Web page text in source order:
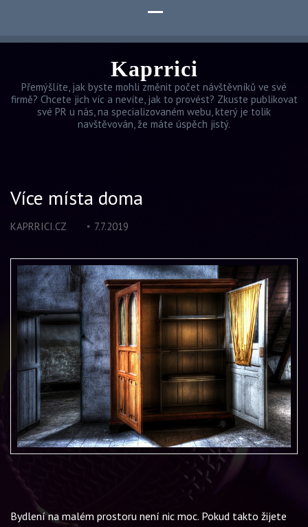
Kaprrici
Přemýšlíte, jak byste mohli změnit počet návštěvníků ve své
firmě? Chcete jich víc a nevíte, jak to provést? Zkuste publikovat
své PR u nás, na specializovaném webu, který je tolik
navštěvován, že máte úspěch jistý.
Více místa doma
KAPRRICI.CZ 7.7.2019
Bydlení na malém prostoru není nic moc. Pokud takto žijete